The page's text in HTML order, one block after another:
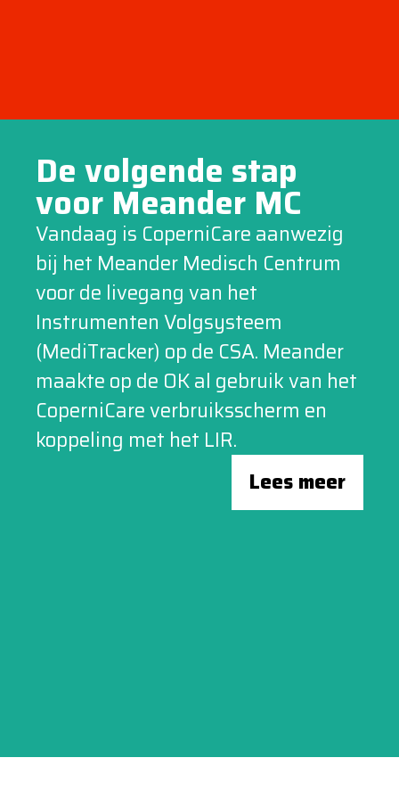
De volgende stap
voor Meander MC
Vandaag is CoperniCare aanwezig
bij het Meander Medisch Centrum
voor de livegang van het
Instrumenten Volgsysteem
(MediTracker) op de CSA. Meander
maakte op de OK al gebruik van het
CoperniCare verbruiksscherm en
koppeling met het LIR.
Lees meer